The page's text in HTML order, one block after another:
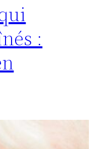
: